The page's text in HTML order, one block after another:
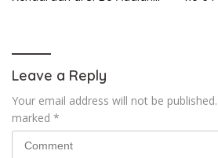
Leave a Reply
Your email address will not be published.
marked *